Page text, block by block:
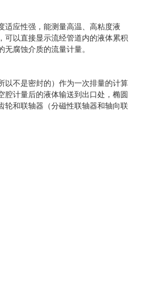
适应性强，能测量高温、高粘度液
可以直接显示流经管道内的液体累积
腐蚀介质的流量计量。
以不是密封的）作为一次排量的计算
腔计量后的液体输送到出口处，椭圆
轮和联轴器（分磁性联轴器和轴向联